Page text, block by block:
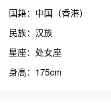
国籍：中国（香港）
民族：汉族
星座：处女座
身高：175cm